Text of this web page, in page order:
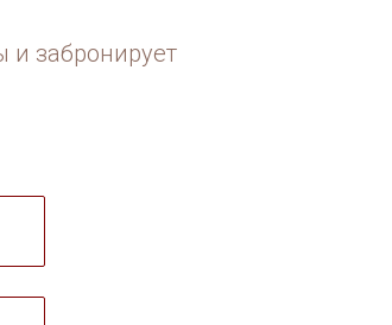
и забронирует